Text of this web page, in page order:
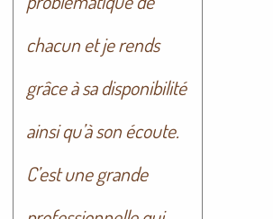
chacun et je rends
grâce à sa disponibilité
ainsi qu’à son écoute.
C’est une grande